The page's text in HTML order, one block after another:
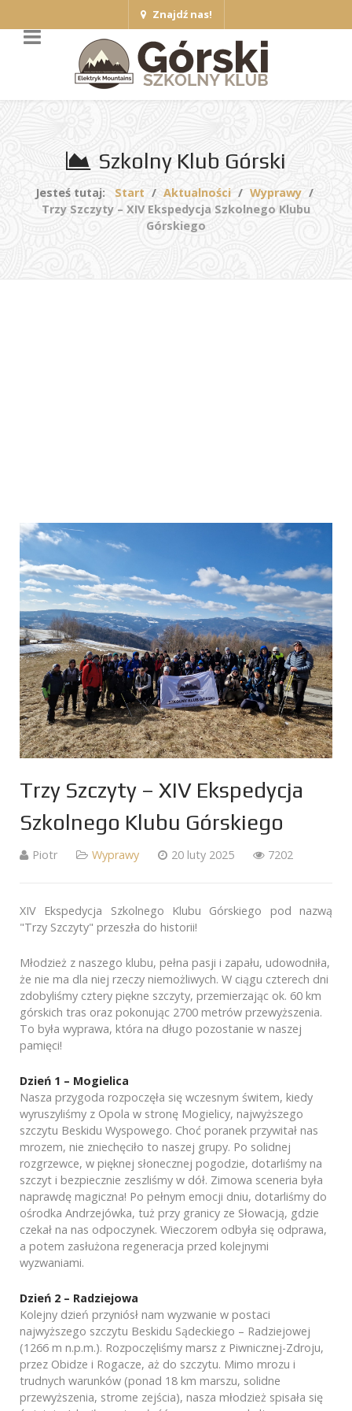
Znajdź nas!
Szkolny Klub Górski
Jesteś tutaj: Start Aktualności
Wyprawy
Trzy Szczyty – XIV Ekspedycja Szkolnego Klubu
Górskiego
Trzy Szczyty – XIV Ekspedycja
Szkolnego Klubu Górskiego
Piotr Wyprawy 20 luty 2025 7202
XIV Ekspedycja Szkolnego Klubu Górskiego pod nazwą
"Trzy Szczyty" przeszła do historii!
Młodzież z naszego klubu, pełna pasji i zapału, udowodniła,
że nie ma dla niej rzeczy niemożliwych. W ciągu czterech dni
zdobyliśmy cztery piękne szczyty, przemierzając ok. 60 km
górskich tras oraz pokonując 2700 metrów przewyższenia.
To była wyprawa, która na długo pozostanie w naszej
pamięci!
Dzień 1 – Mogielica
Nasza przygoda rozpoczęła się wczesnym świtem, kiedy
wyruszyliśmy z Opola w stronę Mogielicy, najwyższego
szczytu Beskidu Wyspowego. Choć poranek przywitał nas
mrozem, nie zniechęciło to naszej grupy. Po solidnej
rozgrzewce, w pięknej słonecznej pogodzie, dotarliśmy na
szczyt i bezpiecznie zeszliśmy w dół. Zimowa sceneria była
naprawdę magiczna! Po pełnym emocji dniu, dotarliśmy do
ośrodka Andrzejówka, tuż przy granicy ze Słowacją, gdzie
czekał na nas odpoczynek. Wieczorem odbyła się odprawa,
a potem zasłużona regeneracja przed kolejnymi
wyzwaniami.
Dzień 2 – Radziejowa
Kolejny dzień przyniósł nam wyzwanie w postaci
najwyższego szczytu Beskidu Sądeckiego – Radziejowej
(1266 m n.p.m.). Rozpoczęliśmy marsz z Piwnicznej-Zdroju,
przez Obidze i Rogacze, aż do szczytu. Mimo mrozu i
trudnych warunków (ponad 18 km marszu, solidne
przewyższenia, strome zejścia), nasza młodzież spisała się